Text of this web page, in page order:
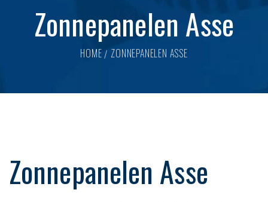
Zonnepanelen Asse
HOME ZONNEPANELEN ASSE
Zonnepanelen Asse